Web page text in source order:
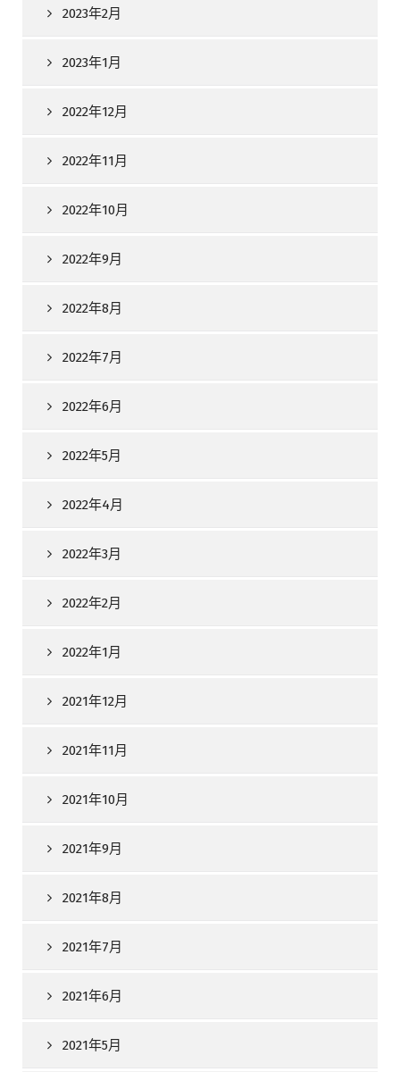
2023年2月
2023年1月
2022年12月
2022年11月
2022年10月
2022年9月
2022年8月
2022年7月
2022年6月
2022年5月
2022年4月
2022年3月
2022年2月
2022年1月
2021年12月
2021年11月
2021年10月
2021年9月
2021年8月
2021年7月
2021年6月
2021年5月